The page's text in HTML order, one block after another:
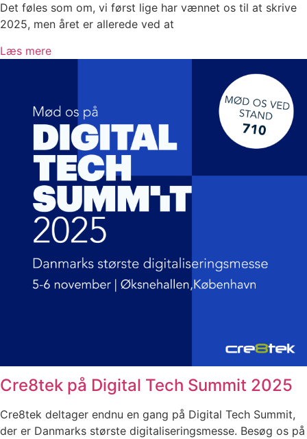
Det føles som om, vi først lige har vænnet os til at skrive
2025, men året er allerede ved at
Læs mere
Cre8tek på Digital Tech Summit 2025
Cre8tek deltager endnu en gang på Digital Tech Summit,
der er Danmarks største digitaliseringsmesse. Besøg os på